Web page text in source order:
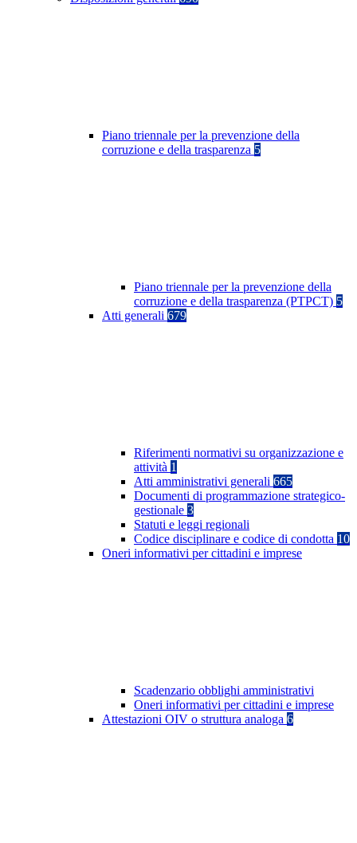
Piano triennale per la prevenzione della
corruzione e della trasparenza 5
Piano triennale per la prevenzione della
corruzione e della trasparenza (PTPCT) 5
Atti generali 679
Riferimenti normativi su organizzazione e
attività 1
Atti amministrativi generali 665
Documenti di programmazione strategico-
gestionale 3
Statuti e leggi regionali
Codice disciplinare e codice di condotta 10
Oneri informativi per cittadini e imprese
Scadenzario obblighi amministrativi
Oneri informativi per cittadini e imprese
Attestazioni OIV o struttura analoga 6